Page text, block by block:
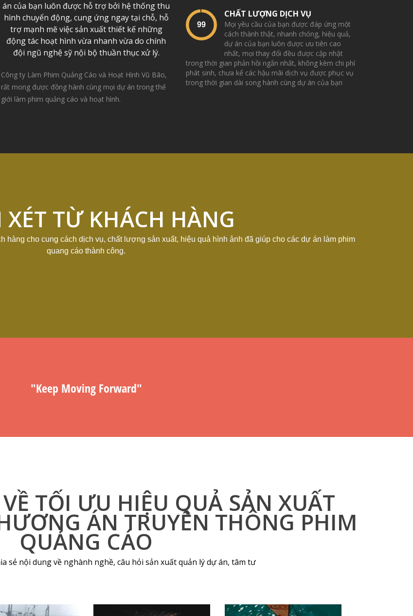
án của bạn luôn được hỗ trợ bởi hệ thống thu
hình chuyển động, cung ứng ngay tại chỗ, hỗ
trợ mạnh mẽ việc sản xuất thiết kế những
động tác hoạt hình vừa nhanh vừa do chính
đội ngũ nghệ sỹ nội bộ thuần thục xử lý.
Công ty Làm Phim Quảng Cáo và Hoạt Hình Vũ Bão,
rất mong được đồng hành cùng mọi dự án trong thế
giới làm phim quảng cáo và hoạt hình.
CHẤT LƯỢNG DỊCH VỤ
Mọi yêu cầu của bạn được đáp ứng một
cách thành thật, nhanh chóng, hiệu quả,
dự án của bạn luôn được ưu tiên cao
nhất, mọi thay đổi đều được cập nhật
trong thời gian phản hồi ngắn nhất, không kèm chi phí
phát sinh, chưa kể các hậu mãi dịch vụ được phục vụ
trong thời gian dài song hành cùng dự án của bạn
TỪ KHÁCH HÀNG
hàng cho cung cách dịch vụ, chất lượng sản xuất, hiệu quả hình ảnh đã giúp cho các dự án làm phim
quang cáo thành công.
"Keep Moving Forward"
TỐI ƯU HIỆU QUẢ SẢN XUẤT
ÁN TRUYỀN THÔNG PHIM
QUẢNG CÁO
sẻ nội dung về nghành nghề, câu hỏi sản xuất quản lý dự án, tâm tư